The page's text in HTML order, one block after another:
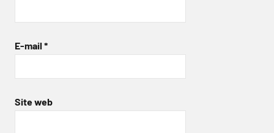
E-mail *
Site web